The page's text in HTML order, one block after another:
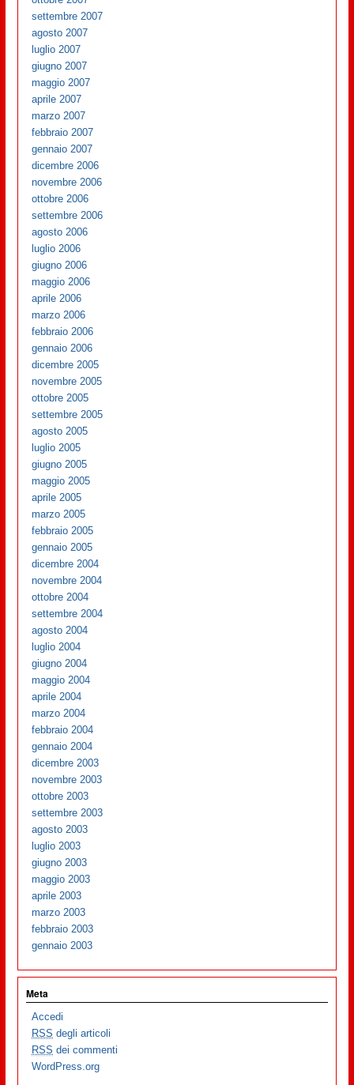
settembre 2007
agosto 2007
luglio 2007
giugno 2007
maggio 2007
aprile 2007
marzo 2007
febbraio 2007
gennaio 2007
dicembre 2006
novembre 2006
ottobre 2006
settembre 2006
agosto 2006
luglio 2006
giugno 2006
maggio 2006
aprile 2006
marzo 2006
febbraio 2006
gennaio 2006
dicembre 2005
novembre 2005
ottobre 2005
settembre 2005
agosto 2005
luglio 2005
giugno 2005
maggio 2005
aprile 2005
marzo 2005
febbraio 2005
gennaio 2005
dicembre 2004
novembre 2004
ottobre 2004
settembre 2004
agosto 2004
luglio 2004
giugno 2004
maggio 2004
aprile 2004
marzo 2004
febbraio 2004
gennaio 2004
dicembre 2003
novembre 2003
ottobre 2003
settembre 2003
agosto 2003
luglio 2003
giugno 2003
maggio 2003
aprile 2003
marzo 2003
febbraio 2003
gennaio 2003
Meta
Accedi
RSS degli articoli
RSS dei commenti
WordPress.org